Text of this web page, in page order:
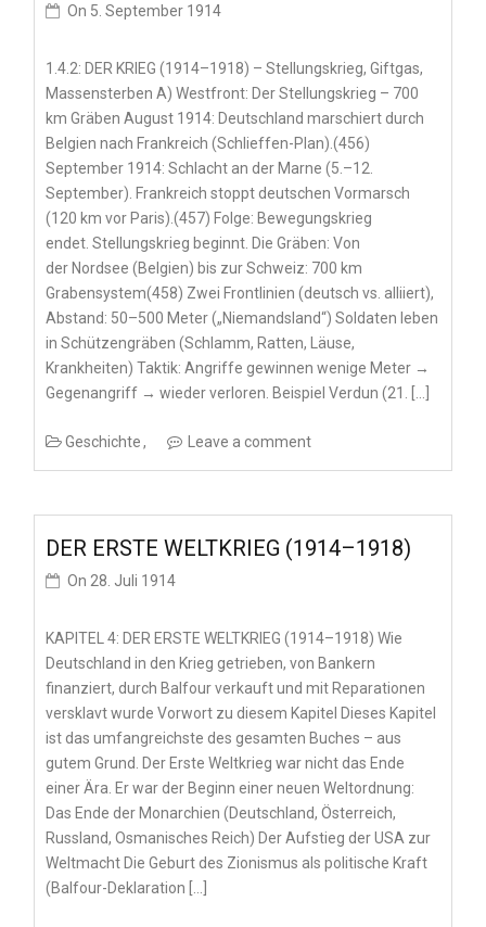
On 5. September 1914
1.4.2: DER KRIEG (1914–1918) – Stellungskrieg, Giftgas,
Massensterben A) Westfront: Der Stellungskrieg – 700
km Gräben August 1914: Deutschland marschiert durch
Belgien nach Frankreich (Schlieffen-Plan).(456)
September 1914: Schlacht an der Marne (5.–12.
September). Frankreich stoppt deutschen Vormarsch
(120 km vor Paris).(457) Folge: Bewegungskrieg
endet. Stellungskrieg beginnt. Die Gräben: Von
der Nordsee (Belgien) bis zur Schweiz: 700 km
Grabensystem(458) Zwei Frontlinien (deutsch vs. alliiert),
Abstand: 50–500 Meter („Niemandsland“) Soldaten leben
in Schützengräben (Schlamm, Ratten, Läuse,
Krankheiten) Taktik: Angriffe gewinnen wenige Meter →
Gegenangriff → wieder verloren. Beispiel Verdun (21. […]
Geschichte Leave a comment
DER ERSTE WELTKRIEG (1914–1918)
On 28. Juli 1914
KAPITEL 4: DER ERSTE WELTKRIEG (1914–1918) Wie
Deutschland in den Krieg getrieben, von Bankern
finanziert, durch Balfour verkauft und mit Reparationen
versklavt wurde Vorwort zu diesem Kapitel Dieses Kapitel
ist das umfangreichste des gesamten Buches – aus
gutem Grund. Der Erste Weltkrieg war nicht das Ende
einer Ära. Er war der Beginn einer neuen Weltordnung:
Das Ende der Monarchien (Deutschland, Österreich,
Russland, Osmanisches Reich) Der Aufstieg der USA zur
Weltmacht Die Geburt des Zionismus als politische Kraft
(Balfour-Deklaration […]